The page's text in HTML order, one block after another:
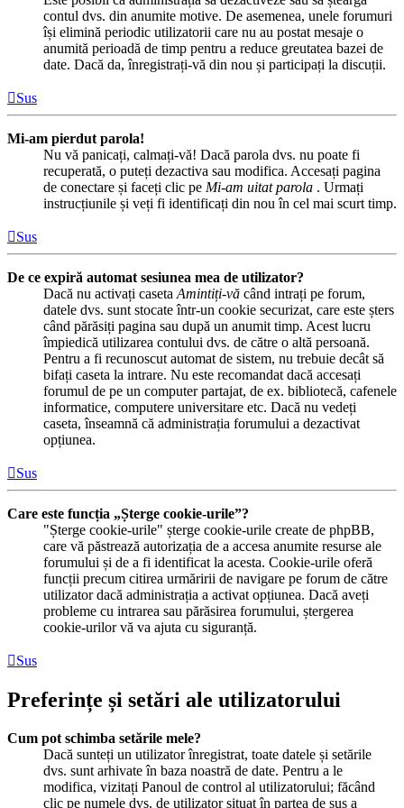
contul dvs. din anumite motive. De asemenea, unele forumuri
își elimină periodic utilizatorii care nu au postat mesaje o
anumită perioadă de timp pentru a reduce greutatea bazei de
date. Dacă da, înregistrați-vă din nou și participați la discuții.
Sus
Mi-am pierdut parola!
Nu vă panicați, calmați-vă! Dacă parola dvs. nu poate fi
recuperată, o puteți dezactiva sau modifica. Accesați pagina
de conectare și faceți clic pe Mi-am uitat parola . Urmați
instrucțiunile și veți fi identificați din nou în cel mai scurt timp.
Sus
De ce expiră automat sesiunea mea de utilizator?
Dacă nu activați caseta Amintiți-vă când intrați pe forum,
datele dvs. sunt stocate într-un cookie securizat, care este șters
când părăsiți pagina sau după un anumit timp. Acest lucru
împiedică utilizarea contului dvs. de către o altă persoană.
Pentru a fi recunoscut automat de sistem, nu trebuie decât să
bifați caseta la intrare. Nu este recomandat dacă accesați
forumul de pe un computer partajat, de ex. bibliotecă, cafenele
informatice, computere universitare etc. Dacă nu vedeți
caseta, înseamnă că administrația forumului a dezactivat
opțiunea.
Sus
Care este funcția „Șterge cookie-urile”?
"Șterge cookie-urile" șterge cookie-urile create de phpBB,
care vă păstrează autorizația de a accesa anumite resurse ale
forumului și de a fi identificat la acesta. Cookie-urile oferă
funcții precum citirea urmăririi de navigare pe forum de către
utilizator dacă administrația a activat opțiunea. Dacă aveți
probleme cu intrarea sau părăsirea forumului, ștergerea
cookie-urilor vă va ajuta cu siguranță.
Sus
Preferințe și setări ale utilizatorului
Cum pot schimba setările mele?
Dacă sunteți un utilizator înregistrat, toate datele și setările
dvs. sunt arhivate în baza noastră de date. Pentru a le
modifica, vizitați Panoul de control al utilizatorului; făcând
clic pe numele dvs. de utilizator situat în partea de sus a